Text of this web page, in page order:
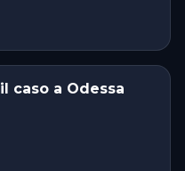
caso a Odessa